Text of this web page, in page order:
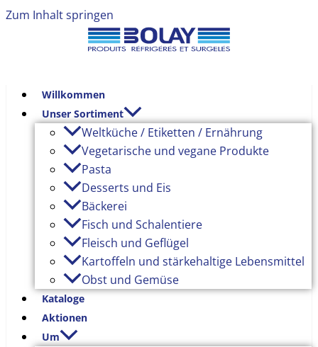
Zum Inhalt springen
Willkommen
Unser Sortiment
Weltküche / Etiketten / Ernährung
Vegetarische und vegane Produkte
Pasta
Desserts und Eis
Bäckerei
Fisch und Schalentiere
Fleisch und Geflügel
Kartoffeln und stärkehaltige Lebensmittel
Obst und Gemüse
Kataloge
Aktionen
Um